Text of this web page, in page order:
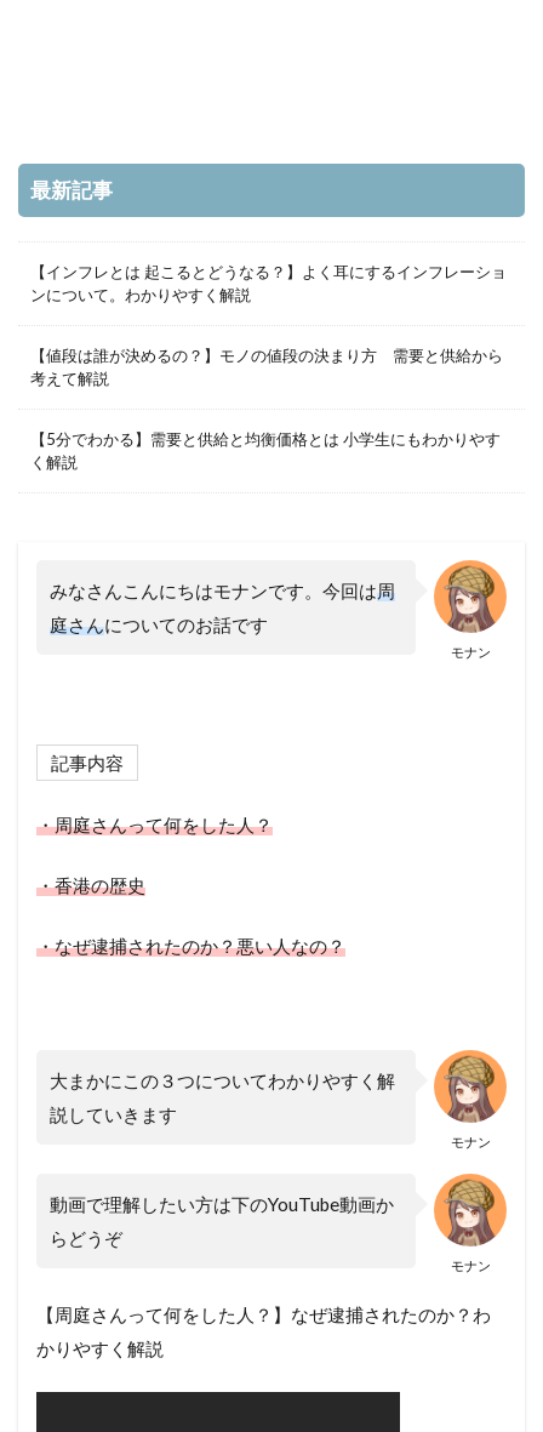
最新記事
【インフレとは 起こるとどうなる？】よく耳にするインフレーショ
ンについて。わかりやすく解説
【値段は誰が決めるの？】モノの値段の決まり方 需要と供給から
考えて解説
【5分でわかる】需要と供給と均衡価格とは 小学生にもわかりやす
く解説
モナン
みなさんこんにちはモナンです。今回は周
庭さんについてのお話です
記事内容
・周庭さんって何をした人？
・香港の歴史
・なぜ逮捕されたのか？悪い人なの？
モナン
大まかにこの３つについてわかりやすく解
説していきます
モナン
動画で理解したい方は下のYouTube動画か
らどうぞ
【周庭さんって何をした人？】なぜ逮捕されたのか？わ
かりやすく解説